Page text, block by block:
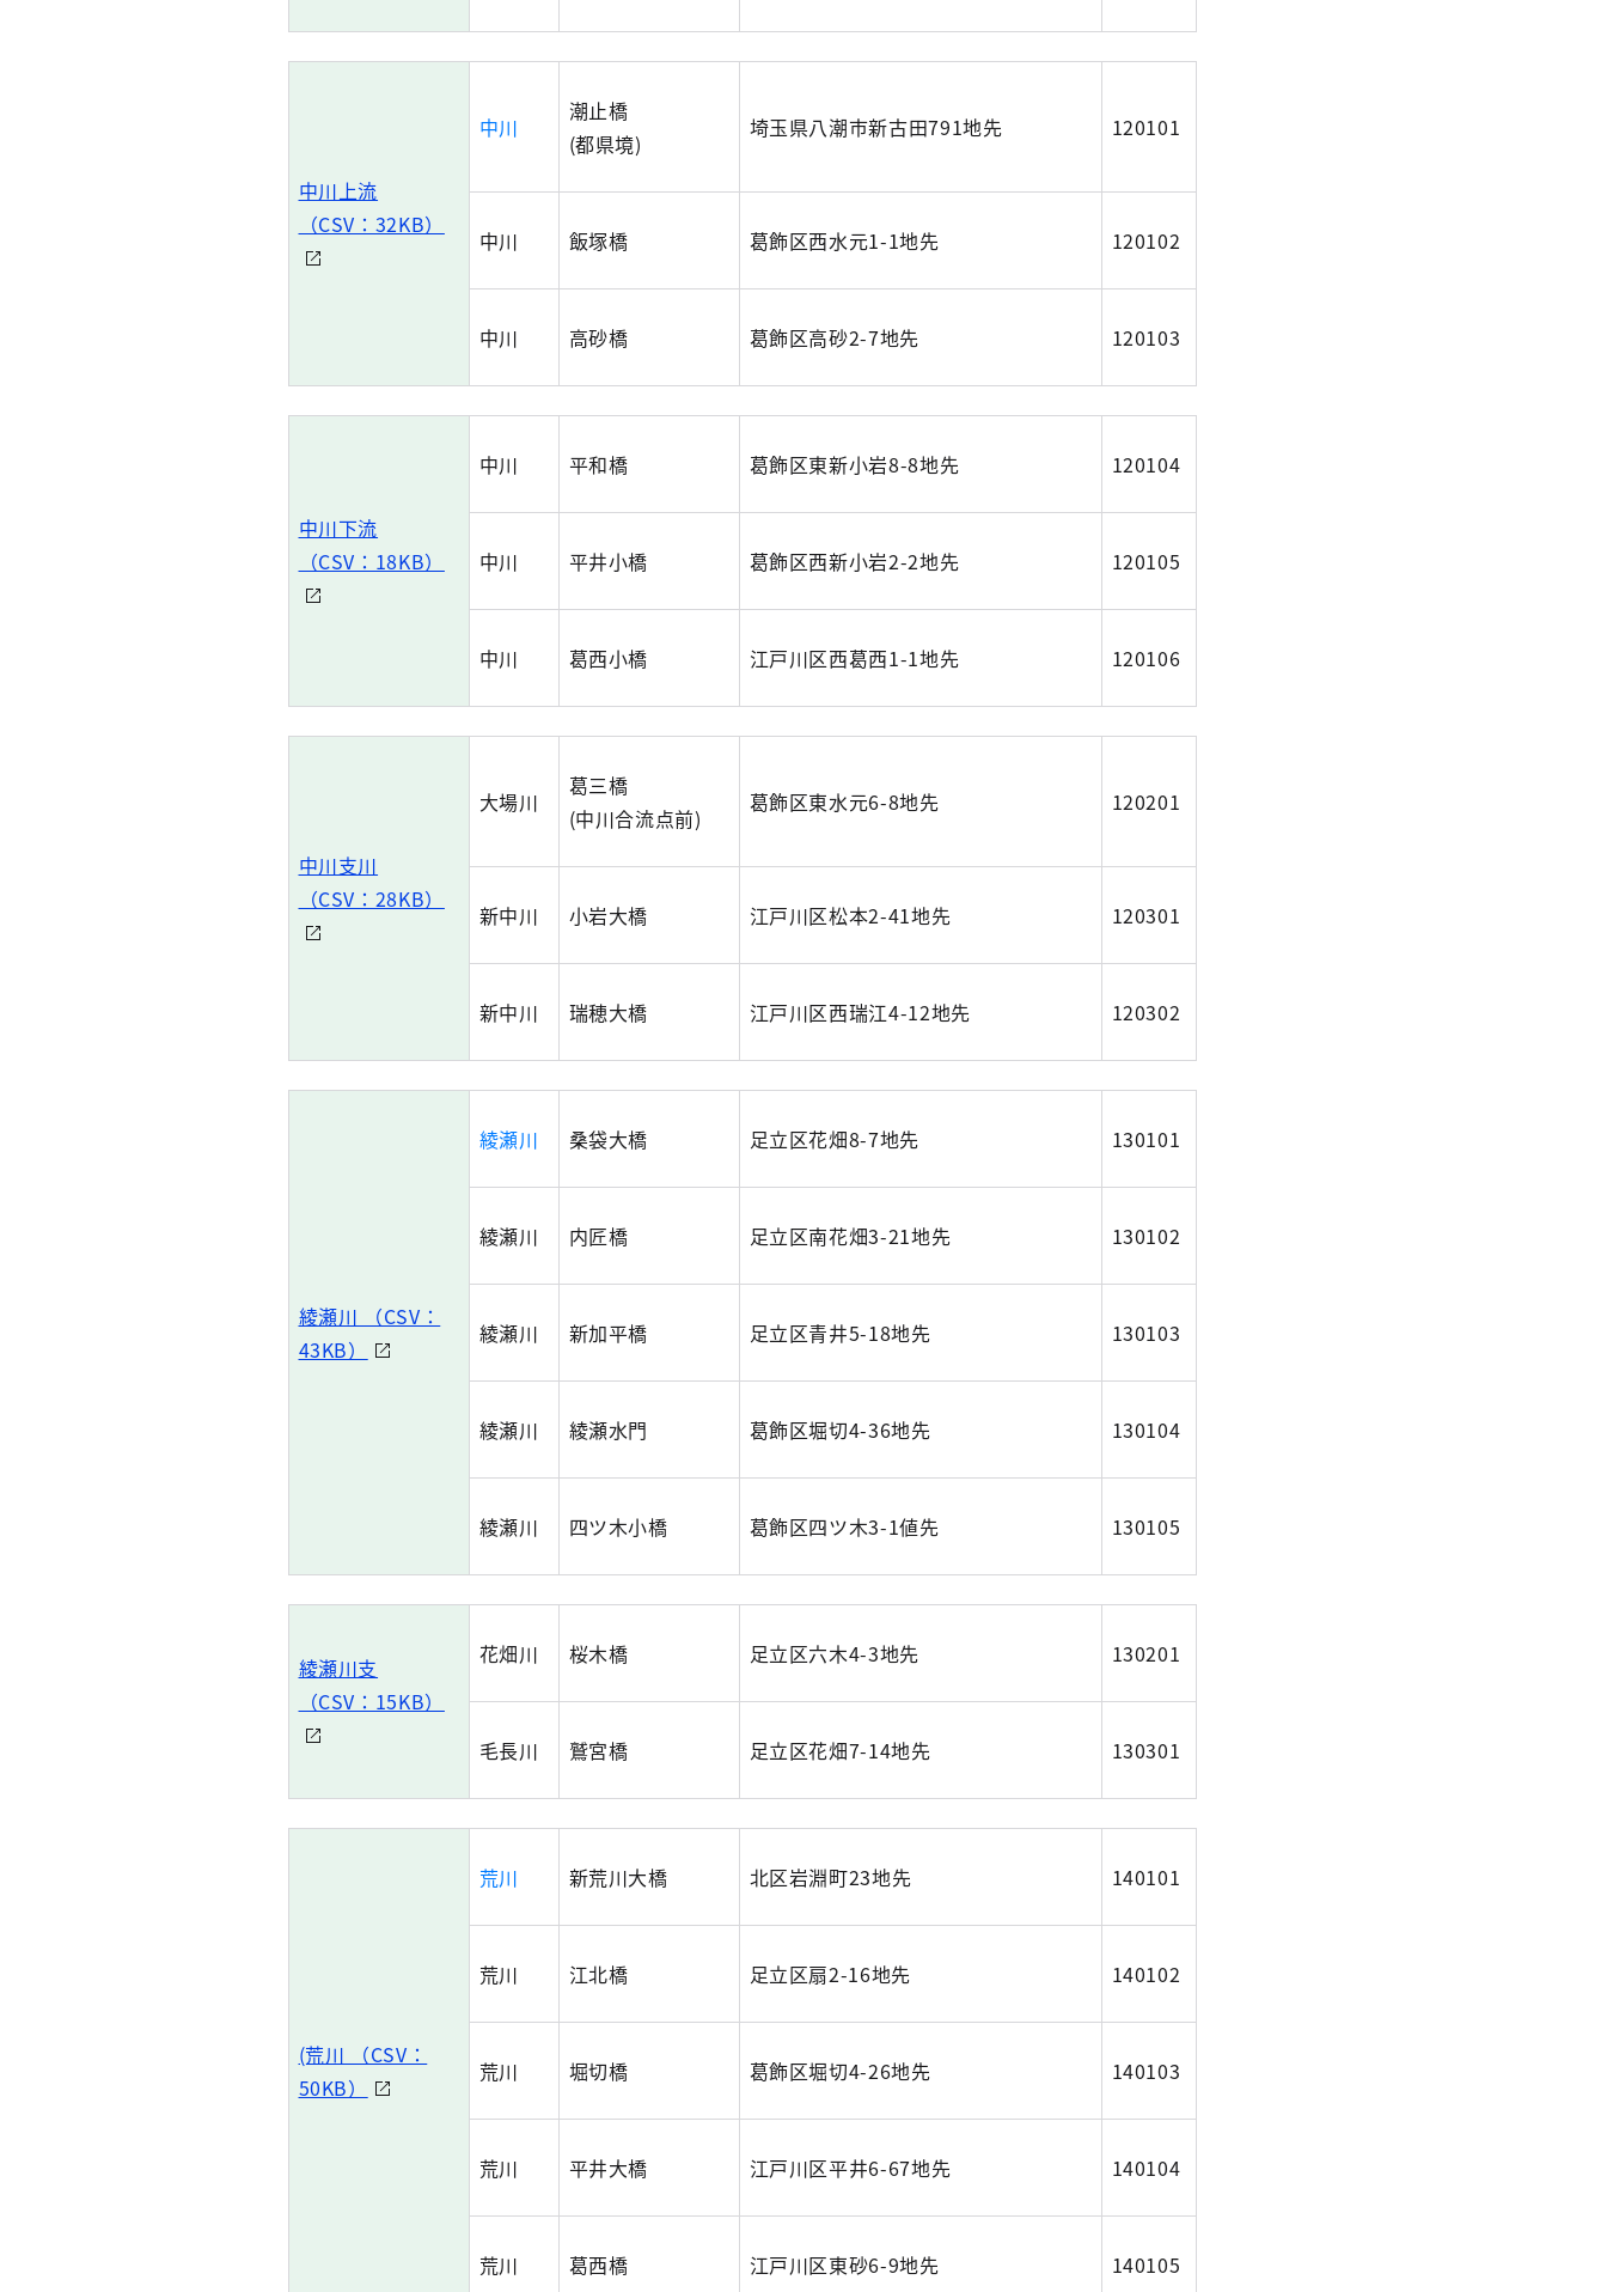
中川上流
（CSV：32KB）
中川
潮止橋
(都県境)
埼玉県八潮市新古田791地先 120101
中川 飯塚橋 葛飾区西水元1-1地先 120102
中川 高砂橋 葛飾区高砂2-7地先 120103
中川下流
（CSV：18KB）
中川 平和橋 葛飾区東新小岩8-8地先 120104
中川 平井小橋 葛飾区西新小岩2-2地先 120105
中川 葛西小橋 江戸川区西葛西1-1地先 120106
中川支川
（CSV：28KB）
大場川
葛三橋
(中川合流点前)
葛飾区東水元6-8地先 120201
新中川 小岩大橋 江戸川区松本2-41地先 120301
新中川 瑞穂大橋 江戸川区西瑞江4-12地先 120302
綾瀬川 （CSV：
43KB）
綾瀬川 桑袋大橋 足立区花畑8-7地先 130101
綾瀬川 内匠橋 足立区南花畑3-21地先 130102
綾瀬川 新加平橋 足立区青井5-18地先 130103
綾瀬川 綾瀬水門 葛飾区堀切4-36地先 130104
綾瀬川 四ツ木小橋 葛飾区四ツ木3-1値先 130105
綾瀬川支
（CSV：15KB）
花畑川 桜木橋 足立区六木4-3地先 130201
毛長川 鷲宮橋 足立区花畑7-14地先 130301
(荒川 （CSV：
50KB）
荒川 新荒川大橋 北区岩淵町23地先 140101
荒川 江北橋 足立区扇2-16地先 140102
荒川 堀切橋 葛飾区堀切4-26地先 140103
荒川 平井大橋 江戸川区平井6-67地先 140104
荒川 葛西橋 江戸川区東砂6-9地先 140105